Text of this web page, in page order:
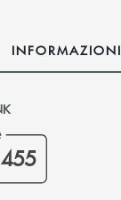
INFORMAZIONI